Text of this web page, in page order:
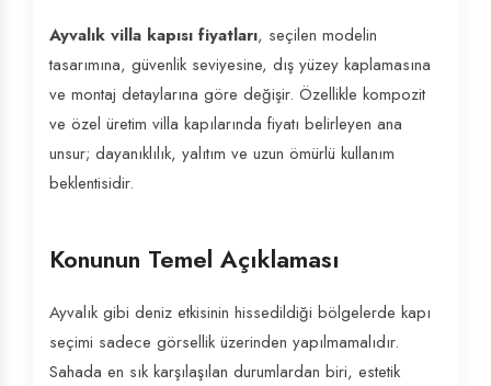
Ayvalık villa kapısı fiyatları, seçilen modelin
tasarımına, güvenlik seviyesine, dış yüzey kaplamasına
ve montaj detaylarına göre değişir. Özellikle kompozit
ve özel üretim villa kapılarında fiyatı belirleyen ana
unsur; dayanıklılık, yalıtım ve uzun ömürlü kullanım
beklentisidir.
Konunun Temel Açıklaması
Ayvalık gibi deniz etkisinin hissedildiği bölgelerde kapı
seçimi sadece görsellik üzerinden yapılmamalıdır.
Sahada en sık karşılaşılan durumlardan biri, estetik